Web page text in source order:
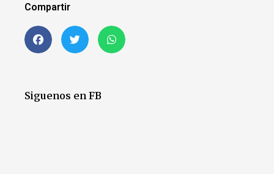
Compartir
Siguenos en FB